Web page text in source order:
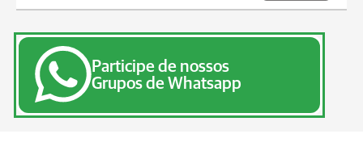
Participe de nossos
Grupos de Whatsapp